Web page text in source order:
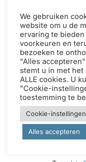
Kom meer
We gebruiken
website om u de
ervaring te
voorkeuren en
bezoeken te
"Alles
stemt u in met het
ALLE cookies. U
"Cookie-
toestemming te
Cookie-instellingen
Alles accepteren